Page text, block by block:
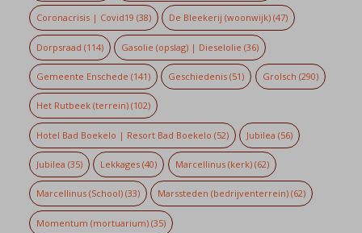
Coronacrisis | Covid19 (38) De Bleekerij (woonwijk) (47)
Dorpsraad (114) Gasolie (opslag) | Dieselolie (36)
Gemeente Enschede (141) Geschiedenis (51) Grolsch (290)
Het Rutbeek (terrein)(102)
Hotel Bad Boekelo | Resort Bad Boekelo (52) Jubilea (56)
Jubilea (35) Lekkages (40) Marcellinus (kerk)(62)
Marcellinus (School)(33) Marssteden (bedrijventerrein) (62)
Momentum (mortuarium)(35)